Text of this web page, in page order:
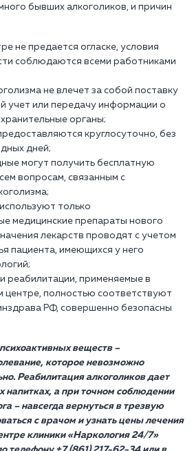
бывших алкоголиков, и причин
не предается огласке, условия
соблюдаются всеми работниками
не влечет за собой поставку
учет или передачу информации о
органы;
круглосуточно, без
дней;
могут получить бесплатную
вопросам, связанным с
только
медицинские препараты нового
лекарств проводят с учетом
пациента, имеющихся у него
реабилитации, применяемые в
центре, полностью соответствуют
РФ, совершенно безопасны
веществ –
которое невозможно
Реабилитация алкоголиков дает
напитках, а при точном соблюдении
– навсегда вернуться в трезвую
с врачом и узнать цены лечения
клиники «Наркология 24/7»